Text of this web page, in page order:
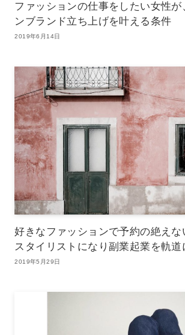
ファッションの仕事をしたい女性が
ンブランド立ち上げを叶える条件
2019年6月14日
好きなファッションで予約の絶え
スタイリストになり副業起業を軌
2019年5月29日